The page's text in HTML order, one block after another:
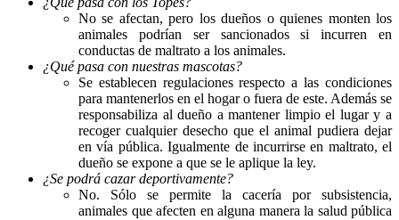
No se afectan, pero los dueños o quienes monten los
animales podrían ser sancionados si incurren en
conductas de maltrato a los animales.
¿Qué pasa con nuestras mascotas?
Se establecen regulaciones respecto a las condiciones
para mantenerlos en el hogar o fuera de este. Además se
responsabiliza al dueño a mantener limpio el lugar y a
recoger cualquier desecho que el animal pudiera dejar
en vía pública. Igualmente de incurrirse en maltrato, el
dueño se expone a que se le aplique la ley.
¿Se podrá cazar deportivamente?
No. Sólo se permite la cacería por subsistencia,
animales que afecten en alguna manera la salud pública